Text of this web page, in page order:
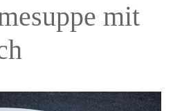
mit